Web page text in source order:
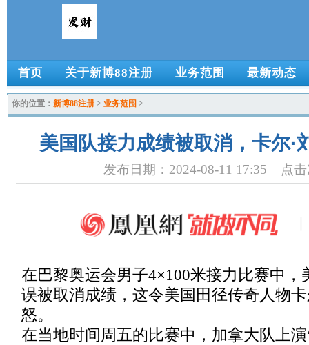
首页 关于新博88注册 业务范围 最新动态
你的位置： 新博88注册 > 业务范围 >
美国队接力成绩被取消，卡尔·
发布日期：2024-08-11 17:35 点击
在巴黎奥运会男子4×100米接力比赛中，
误被取消成绩，这令美国田径传奇人物
怒。
在当地时间周五的比赛中，加拿大队上